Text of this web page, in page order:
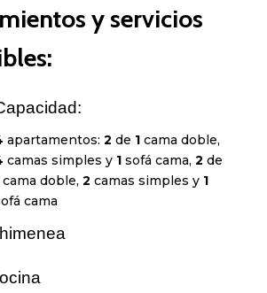
y servicios
apartamentos: 2 de 1cama doble,
camas simples y 1sofá cama, 2 de
doble, 2 camas simples y 1
cama